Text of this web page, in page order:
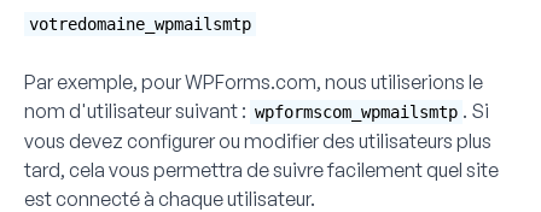
votredomaine_wpmailsmtp
Par exemple, pour WPForms.com, nous utiliserions le
nom d'utilisateur suivant : wpformscom_wpmailsmtp . Si
vous devez configurer ou modifier des utilisateurs plus
tard, cela vous permettra de suivre facilement quel site
est connecté à chaque utilisateur.